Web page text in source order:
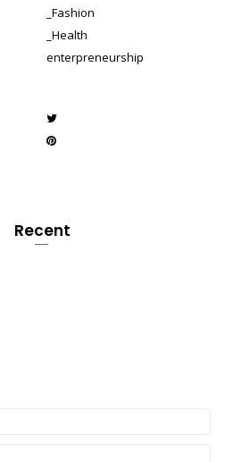
_Fashion
_Health
enterpreneurship
Recent